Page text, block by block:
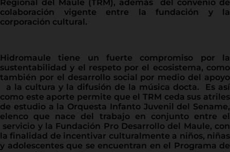
Regional del Maule (TRM), además del convenio de
colaboración vigente entre la fundación y la
corporación cultural.
Hidromaule tiene un fuerte compromiso por la
sustentabilidad y el respeto por el ecosistema, como
también por el desarrollo social por medio del apoyo
a la cultura y la difusión de la música docta. Es así
como este aporte permite que el TRM ceda sus atriles
de estudio a la Orquesta Infanto Juvenil del Sename,
elenco que nace del trabajo en conjunto entre el
servicio y la Fundación Pro Desarrollo del Maule, con
la finalidad de incentivar culturalmente a niños, niñas
y adolescentes que se encuentran en el Programa de